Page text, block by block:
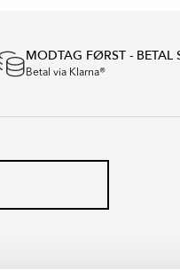
MODTAG FØRST - BETAL
Betal via Klarna®